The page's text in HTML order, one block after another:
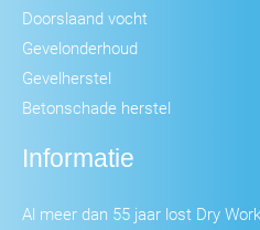
Doorslaand vocht
Gevelonderhoud
Gevelherstel
Betonschade herstel
Informatie
Al meer dan 55 jaar lost Dry